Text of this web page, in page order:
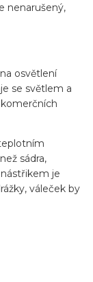
nenarušený,
osvětlení
se světlem a
sádra,
je
váleček by